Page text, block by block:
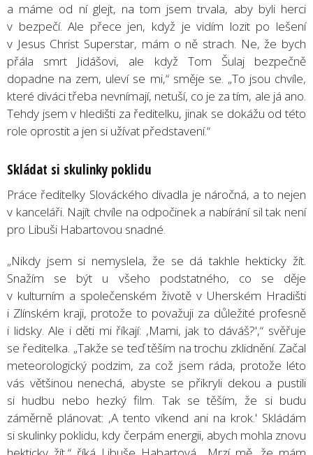
a máme od ní glejt, na tom jsem trvala, aby byli herci
v bezpečí. Ale přece jen, když je vidím lozit po lešení
v Jesus Christ Superstar, mám o ně strach. Ne, že bych
přála smrt Jidášovi, ale když Tom Šulaj bezpečně
dopadne na zem, uleví se mi,“ směje se. „To jsou chvíle,
které diváci třeba nevnímají, netuší, co je za tím, ale já ano.
Tehdy jsem v hledišti za ředitelku, jinak se dokážu od této
role oprostit a jen si užívat představení.“
Skládat si skulinky poklidu
Práce ředitelky Slováckého divadla je náročná, a to nejen
v kanceláři. Najít chvíle na odpočinek a nabírání sil tak není
pro Libuši Habartovou snadné.
„Nikdy jsem si nemyslela, že se dá takhle hekticky žít.
Snažím se být u všeho podstatného, co se děje
v kulturním a společenském životě v Uherském Hradišti
i Zlínském kraji, protože to považuji za důležité profesně
i lidsky. Ale i děti mi říkají: ,Mami, jak to dáváš?',“ svěřuje
se ředitelka. „Takže se teď těším na trochu zklidnění. Začal
meteorologický podzim, za což jsem ráda, protože léto
vás většinou nenechá, abyste se přikryli dekou a pustili
si hudbu nebo hezký film. Tak se těším, že si budu
záměrně plánovat: ,A tento víkend ani na krok.' Skládám
si skulinky poklidu, kdy čerpám energii, abych mohla znovu